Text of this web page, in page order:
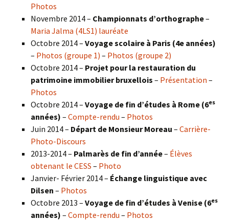
Photos
Novembre 2014 – Championnats d’orthographe–
Maria Jalma (4LS1) lauréate
Octobre 2014 – Voyage scolaire à Paris (4e années)
– Photos (groupe 1) – Photos (groupe 2)
Octobre 2014 – Projet pour la restauration du
patrimoine immobilier bruxellois – Présentation –
Photos
Octobre 2014 – Voyage de fin d’études à Rome (6es
années) – Compte-rendu – Photos
Juin 2014 – Départ de Monsieur Moreau – Carrière-
Photo-Discours
2013-2014 – Palmarès de fin d’année– Élèves
obtenant le CESS – Photo
Janvier- Février 2014 – Échange linguistique avec
Dilsen – Photos
Octobre 2013 – Voyage de fin d’études à Venise (6es
années) – Compte-rendu – Photos